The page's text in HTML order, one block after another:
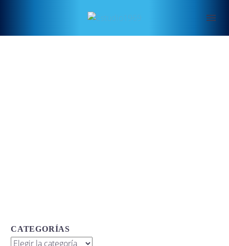
CATEGORÍAS
Categorías